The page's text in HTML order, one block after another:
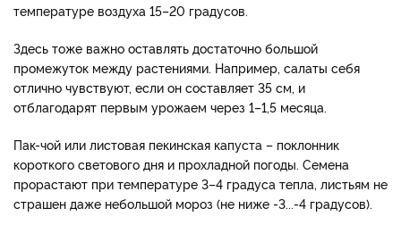
температуре воздуха 15–20 градусов.
Здесь тоже важно оставлять достаточно большой
промежуток между растениями. Например, салаты себя
отлично чувствуют, если он составляет 35 см, и
отблагодарят первым урожаем через 1–1,5 месяца.
Пак-чой или листовая пекинская капуста – поклонник
короткого светового дня и прохладной погоды. Семена
прорастают при температуре 3–4 градуса тепла, листьям не
страшен даже небольшой мороз (не ниже -3...-4 градусов).